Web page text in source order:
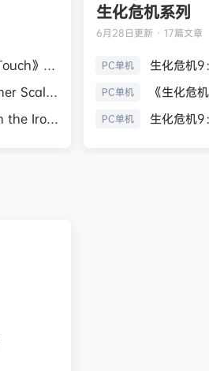
《魅魔的游戏/Soul Touch》免安装中文版
《天平游戏1:抉择/Inner Scales 1：Choice》免安装中文版
《铁门之下/Beneath the Iron Gate》免安装中文版
生化危机系列
6月28日更新 · 17篇文章
PC单机
PC单机
PC单机